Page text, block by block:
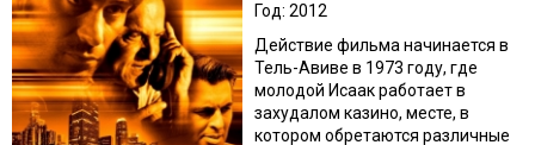
Год: 2012
Действие фильма начинается в
Тель-Авиве в 1973 году, где
молодой Исаак работает в
захудалом казино, месте, в
котором обретаются различные